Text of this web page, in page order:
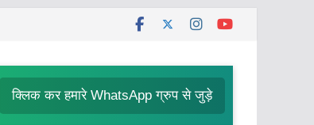
क्लिक कर हमारे WhatsApp ग्रुप से जुड़े